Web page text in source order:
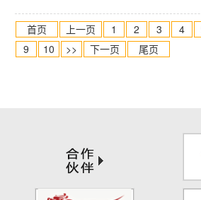
首页 上一页 1 2 3 4
9
10 >> 下一页 尾页